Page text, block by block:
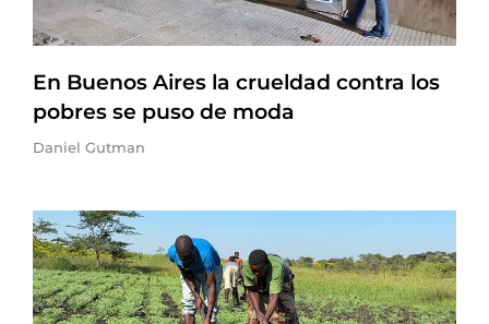
En Buenos Aires la crueldad contra los
pobres se puso de moda
Daniel Gutman